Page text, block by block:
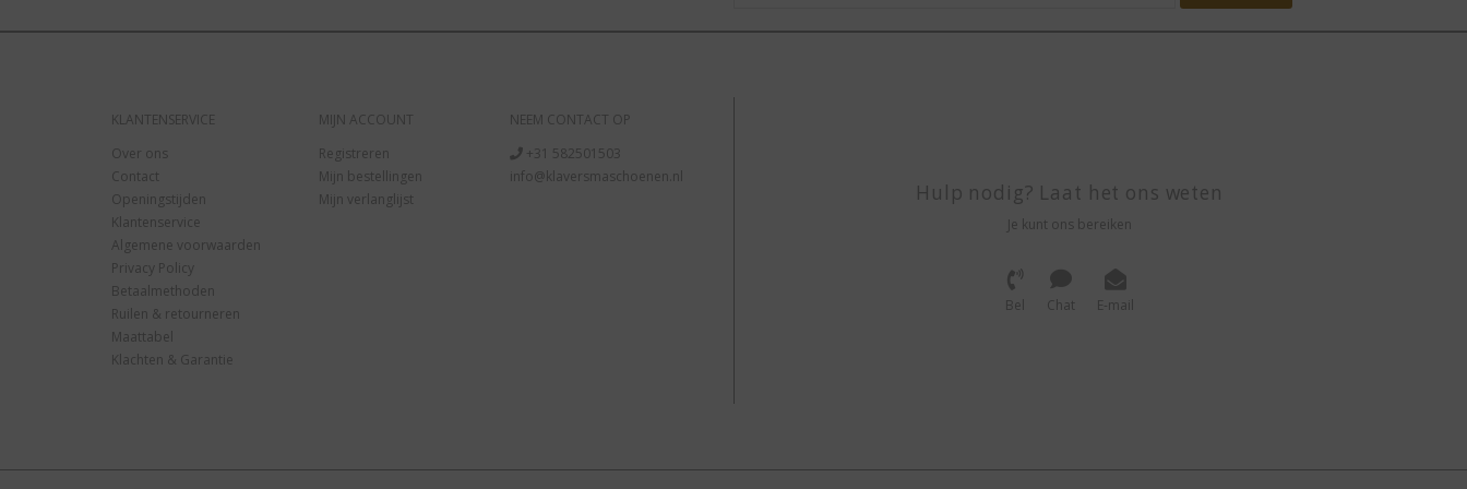
KLANTENSERVICE
Over ons
Contact
Openingstijden
Klantenservice
Algemene voorwaarden
Privacy Policy
Betaalmethoden
Ruilen & retourneren
Maattabel
Klachten & Garantie
MIJN ACCOUNT
Registreren
Mijn bestellingen
Mijn verlanglijst
NEEM CONTACT OP
+31 582501503
info@klaversmaschoenen.nl
Hulp nodig? Laat het ons weten
Je kunt ons bereiken
Bel Chat E-mail